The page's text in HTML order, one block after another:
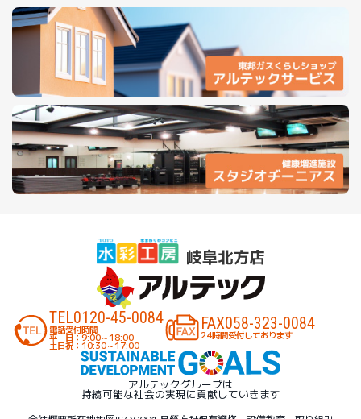
TEL0120-45-0084
電話受付時間
平 日：9:00～18:00
土日祝：10:30～17:00
FAX058-323-0084
24時間受付しております
アルテックグループは
持続可能な社会の実現に貢献していきます